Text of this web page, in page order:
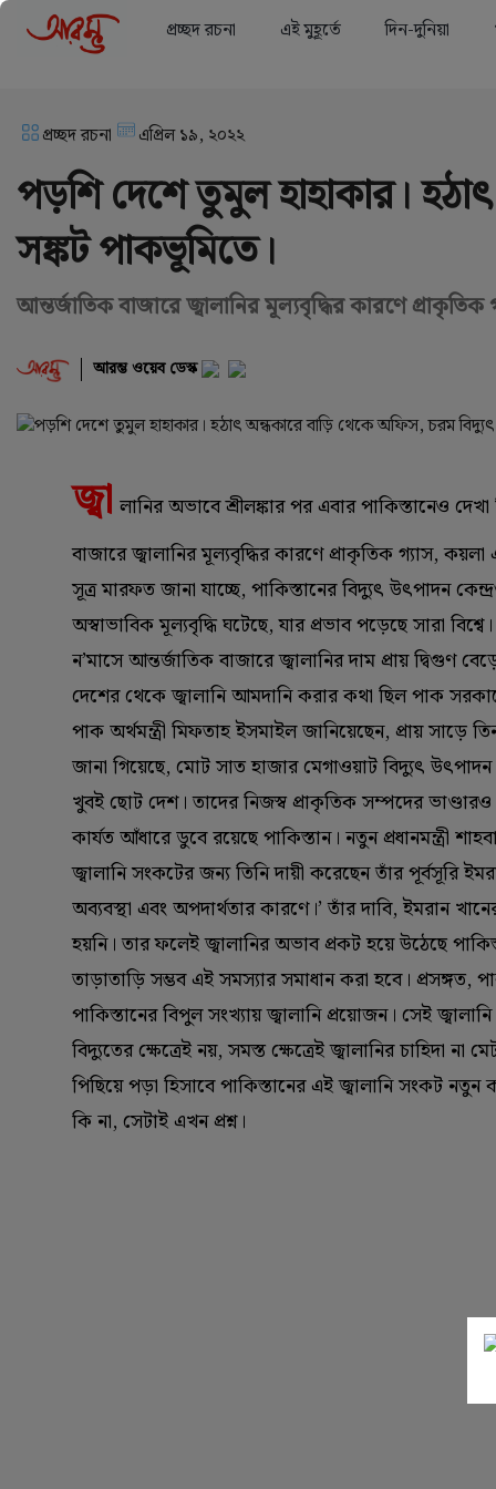
প্রচ্ছদ রচনা এই মুহূর্তে দিন-দুনিয়া
প্রচ্ছদ রচনা এপ্রিল ১৯, ২০২২
পড়শি দেশে তুমুল হাহাকার।
সঙ্কট পাকভূমিতে।
আন্তর্জাতিক বাজারে জ্বালানির মূল্যবৃদ্ধির কারণে
আরম্ভ ওয়েব ডেস্ক
জ্বা লানির অভাবে শ্রীলঙ্কার পর এবার পাকিস্তানেও
বাজারে জ্বালানির মূল্যবৃদ্ধির কারণে প্রাকৃতিক গ্যাস, কয়লা
সূত্র মারফত জানা যাচ্ছে, পাকিস্তানের বিদ্যুৎ উৎপাদন
অস্বাভাবিক মূল্যবৃদ্ধি ঘটেছে, যার প্রভাব পড়েছে সারা
ন’মাসে আন্তর্জাতিক বাজারে জ্বালানির দাম প্রায় দ্বিগুণ
দেশের থেকে জ্বালানি আমদানি করার কথা ছিল পাক
পাক অর্থমন্ত্রী মিফতাহ ইসমাইল জানিয়েছেন, প্রায় সাড়ে
জানা গিয়েছে, মোট সাত হাজার মেগাওয়াট বিদ্যুৎ উৎপাদন
খুবই ছোট দেশ। তাদের নিজস্ব প্রাকৃতিক সম্পদের ভাণ্ডারও
কার্যত আঁধারে ডুবে রয়েছে পাকিস্তান। নতুন প্রধানমন্ত্রী
জ্বালানি সংকটের জন্য তিনি দায়ী করেছেন তাঁর পূর্বসূরি
অব্যবস্থা এবং অপদার্থতার কারণে।’ তাঁর দাবি, ইমরান
হয়নি। তার ফলেই জ্বালানির অভাব প্রকট হয়ে উঠেছে
তাড়াতাড়ি সম্ভব এই সমস্যার সমাধান করা হবে। প্রসঙ্গত,
পাকিস্তানের বিপুল সংখ্যায় জ্বালানি প্রয়োজন। সেই
বিদ্যুতের ক্ষেত্রেই নয়, সমস্ত ক্ষেত্রেই জ্বালানির চাহিদা
পিছিয়ে পড়া হিসাবে পাকিস্তানের এই জ্বালানি সংকট
কি না, সেটাই এখন প্রশ্ন।